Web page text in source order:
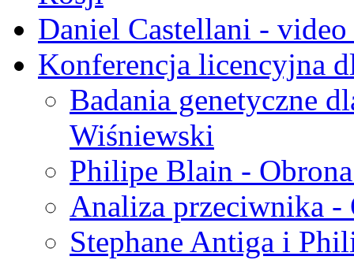
Daniel Castellani - video
Konferencja licencyjna
Badania genetyczne
Wiśniewski
Philipe Blain -
Analiza przeciwnika -
Stephane Antiga i